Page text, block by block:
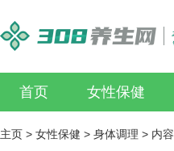
首页 女性保健
主页 > 女性保健 > 身体调理 > 内容